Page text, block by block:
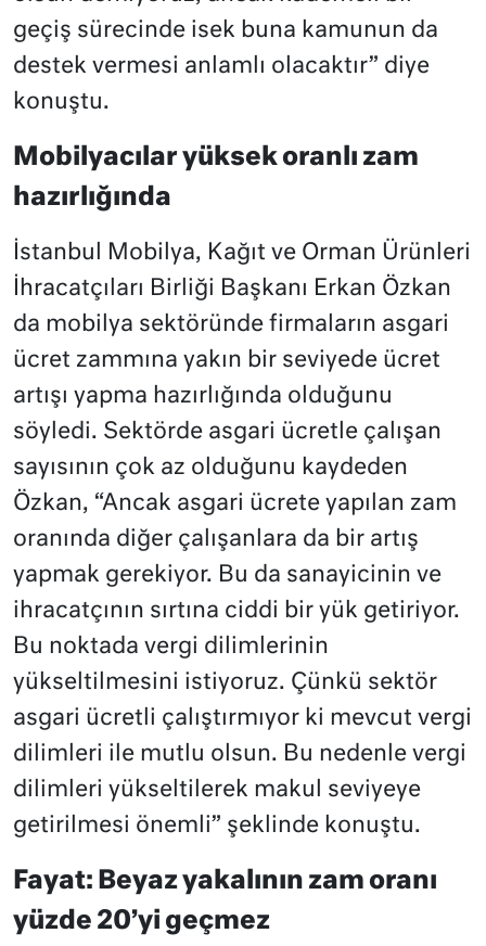
geçiş sürecinde isek buna kamunun da
destek vermesi anlamlı olacaktır” diye
konuştu.
Mobilyacılar yüksek oranlı zam
hazırlığında
İstanbul Mobilya, Kağıt ve Orman Ürünleri
İhracatçıları Birliği Başkanı Erkan Özkan
da mobilya sektöründe firmaların asgari
ücret zammına yakın bir seviyede ücret
artışı yapma hazırlığında olduğunu
söyledi. Sektörde asgari ücretle çalışan
sayısının çok az olduğunu kaydeden
Özkan, “Ancak asgari ücrete yapılan zam
oranında diğer çalışanlara da bir artış
yapmak gerekiyor. Bu da sanayicinin ve
ihracatçının sırtına ciddi bir yük getiriyor.
Bu noktada vergi dilimlerinin
yükseltilmesini istiyoruz. Çünkü sektör
asgari ücretli çalıştırmıyor ki mevcut vergi
dilimleri ile mutlu olsun. Bu nedenle vergi
dilimleri yükseltilerek makul seviyeye
getirilmesi önemli” şeklinde konuştu.
Fayat: Beyaz yakalının zam oranı
yüzde 20’yi geçmez